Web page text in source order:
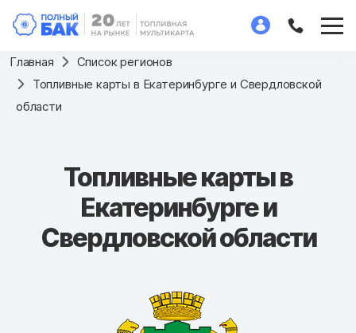
Главная
Список регионов
Топливные карты в Екатеринбурге и Свердловской
области
Топливные карты в
Екатеринбурге и
Свердловской области